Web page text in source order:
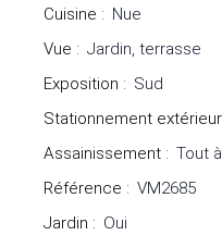
Cuisine : Nue
Vue : Jardin, terrasse
Exposition : Sud
Stationnement extérieur
Assainissement : Tout
Référence : VM2685
Jardin : Oui